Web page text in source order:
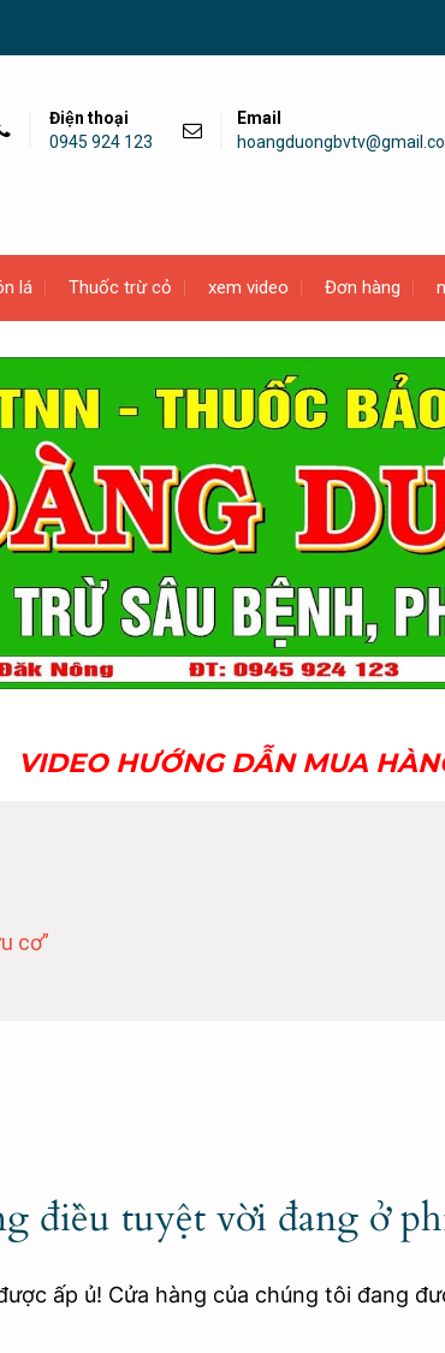
Điện thoại
0945 924 123
Email
lá Thuốc trừ cỏ xem video Đơn hàng
VIDEO HƯỚNG DẪN MUA
cơ”
điều tuyệt vời đang ở
ấp ủ! Cửa hàng của chúng tôi đang